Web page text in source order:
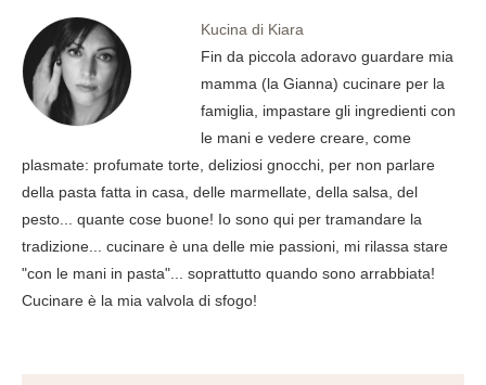
Kucina di Kiara
Fin da piccola adoravo guardare mia
mamma (la Gianna) cucinare per la
famiglia, impastare gli ingredienti con
le mani e vedere creare, come
plasmate: profumate torte, deliziosi gnocchi, per non parlare
della pasta fatta in casa, delle marmellate, della salsa, del
pesto... quante cose buone! Io sono qui per tramandare la
tradizione... cucinare è una delle mie passioni, mi rilassa stare
"con le mani in pasta"... soprattutto quando sono arrabbiata!
Cucinare è la mia valvola di sfogo!